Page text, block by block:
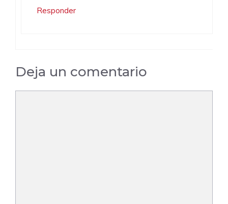
Responder
Deja un comentario